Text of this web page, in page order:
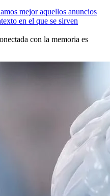
mejor aquellos anuncios
en el que se sirven
con la memoria es